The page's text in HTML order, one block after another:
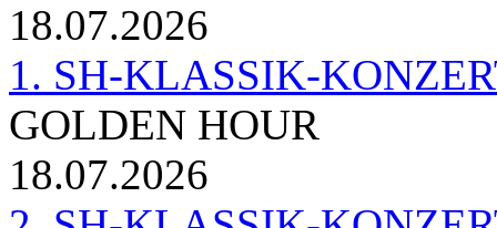
18.07.2026
1. SH-KLASSIK-
GOLDEN HOUR
18.07.2026